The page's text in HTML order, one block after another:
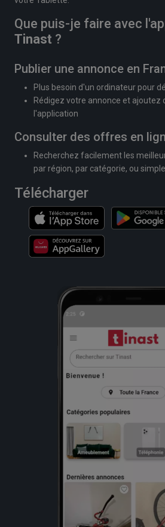
Que puis-je faire avec
Tinast ?
Publier une annonce en
Plus besoin d'un ordinateur pour
Rédigez votre annonce et ajoutez
l'application
Consulter des offres en
Recherchez facilement les
par région, par catégorie, ou
Télécharger